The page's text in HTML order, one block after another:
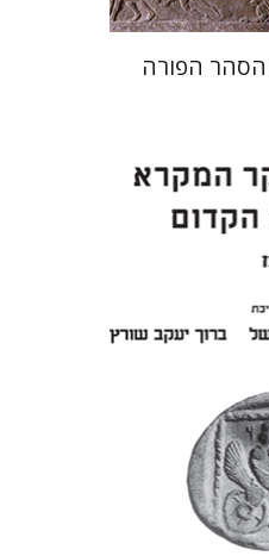
הפורה
ש' משל
מודפס